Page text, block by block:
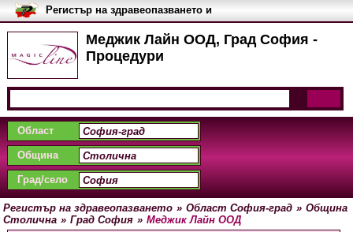
Меджик Лайн ООД, Град София -
Процедури
Регистър на здравеопазването и
медицинските заведения в
България
Област
Община
Град/село
Регистър на здравеопазването » Област София-град » Община
Столична » Град София » Меджик Лайн ООД